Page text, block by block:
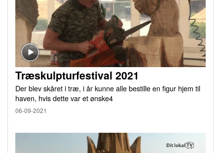
Træskulpturfestival 2021
Der blev skåret i træ, i år kunne alle bestille en figur hjem til
haven, hvis dette var et ønske4
06-09-2021